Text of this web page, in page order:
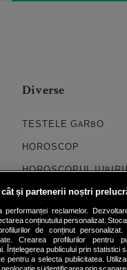
Diverse
TESTELE GARBO
HOROSCOP
HOROSCOPUL
FORUMURI
TRATAMENTE
DICTIONARE NUME
cât și partenerii noștri
performanței reclamelor.
conținutului personalizat.
de conținut
Crearea profilurilor pentru
Înțelegerea publicului prin statistici
pentru a selecta publicitatea.